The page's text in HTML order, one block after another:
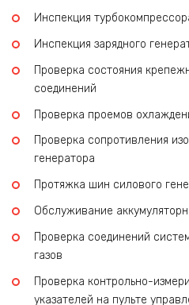
Инспекция
Инспекция зарядного
Проверка состояния
соединений
Проверка проемов
Проверка сопротивления
генератора
Протяжка шин силового
Обслуживание
Проверка соединений
газов
Проверка контрольно-
указателей на пульте